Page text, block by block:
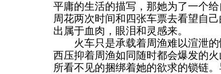
平庸的生活的描写，那她为了一个
周花两次时间和四张车票去看望自
出属于血肉，眼泪和灵感来。
火车只是承载着周渔难以渲泄的
西压抑着周渔如同随时都会爆发的
所看不见的捆绑着她的欲求的锁链